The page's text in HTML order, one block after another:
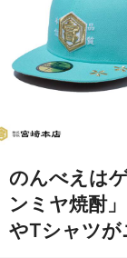
のんべえは
ンミヤ焼酎
やTシャツが